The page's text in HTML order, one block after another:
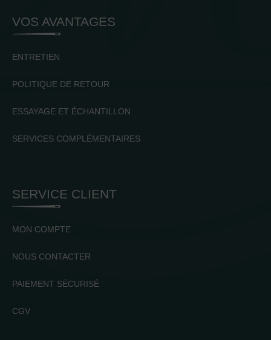
VOS AVANTAGES
ENTRETIEN
POLITIQUE DE RETOUR
ESSAYAGE ET ÉCHANTILLON
SERVICES COMPLÉMENTAIRES
SERVICE CLIENT
MON COMPTE
NOUS CONTACTER
PAIEMENT SÉCURISÉ
CGV